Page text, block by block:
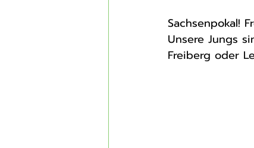
Sachsenpokal!
Unsere Jungs
Freiberg oder